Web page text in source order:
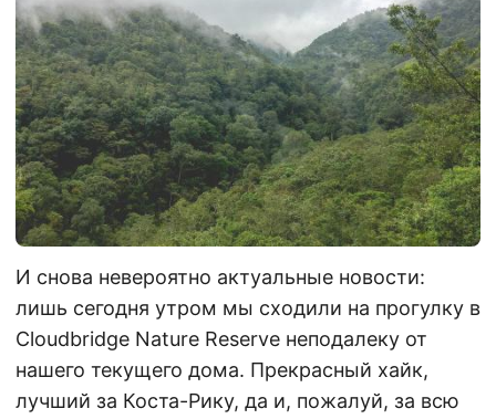
И снова невероятно актуальные новости:
лишь сегодня утром мы сходили на прогулку в
Cloudbridge Nature Reserve неподалеку от
нашего текущего дома. Прекрасный хайк,
лучший за Коста-Рику, да и, пожалуй, за всю